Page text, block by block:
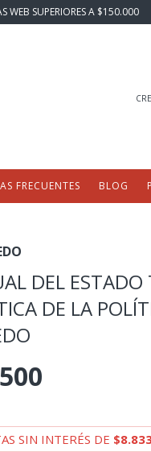
WEB SUPERIORES A $150.000
FRECUENTES BLOG
DEL ESTADO
DE LA
SIN INTERÉS DE